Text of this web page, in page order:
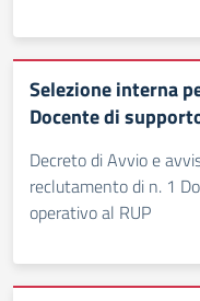
Selezione interna
Docente di
Decreto di Avvio e
reclutamento di n. 1
operativo al RUP